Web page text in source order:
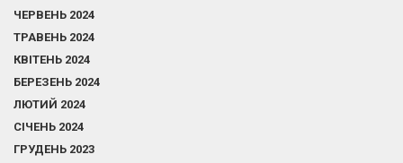
ЧЕРВЕНЬ 2024
ТРАВЕНЬ 2024
КВІТЕНЬ 2024
БЕРЕЗЕНЬ 2024
ЛЮТИЙ 2024
СІЧЕНЬ 2024
ГРУДЕНЬ 2023